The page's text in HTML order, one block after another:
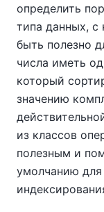
определить
типа данных,
быть полезно
числа иметь
который
значению
из классов
полезным и
умолчанию для